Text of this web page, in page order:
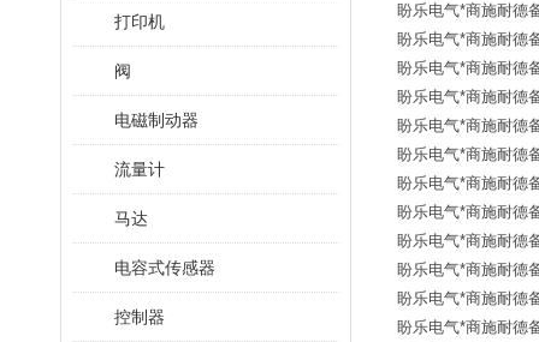
打印机
阀
电磁制动器
流量计
马达
电容式传感器
控制器
盼乐电气*商施耐德
盼乐电气*商施耐德
盼乐电气*商施耐德
盼乐电气*商施耐德
盼乐电气*商施耐德
盼乐电气*商施耐德
盼乐电气*商施耐德
盼乐电气*商施耐德
盼乐电气*商施耐德
盼乐电气*商施耐德
盼乐电气*商施耐德
盼乐电气*商施耐德